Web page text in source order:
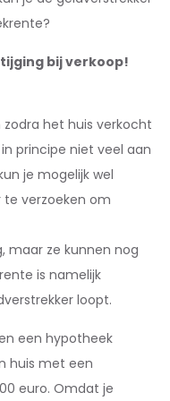
bij verkoop!
zodra het huis verkocht
principe niet veel aan
je mogelijk wel
te verzoeken om
maar ze kunnen nog
is namelijk
loopt.
een hypotheek
huis met een
euro. Omdat je